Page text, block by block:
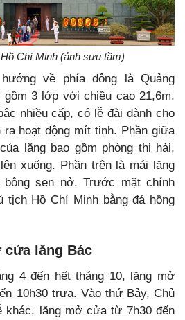
Chí Minh (ảnh sưu tầm)
về phía đông là Quảng
3 lớp với chiều cao 21,6m.
nhiều cấp, có lễ đài dành cho
hoạt động mít tinh. Phần giữa
lăng bao gồm phòng thi hài,
xuống. Phần trên là mái lăng
sen nở. Trước mặt chính
tịch Hồ Chí Minh bằng đá hồng
lăng Bác
4 đến hết tháng 10, lăng mở
10h30 trưa. Vào thứ Bảy, Chủ
khác, lăng mở cửa từ 7h30 đến